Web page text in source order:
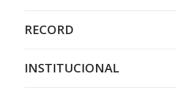
RECORD
INSTITUCIONAL